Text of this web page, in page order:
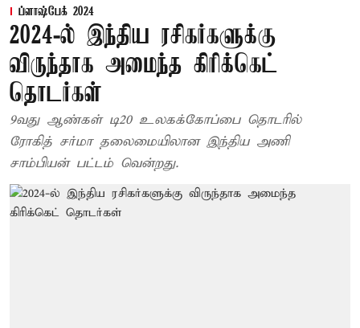
ப்ளாஷ்பேக் 2024
2024-ல் இந்திய ரசிகர்களுக்கு
விருந்தாக அமைந்த கிரிக்கெட்
தொடர்கள்
9வது ஆண்கள் டி20 உலகக்கோப்பை தொடரில்
ரோகித் சர்மா தலைமையிலான இந்திய அணி
சாம்பியன் பட்டம் வென்றது.